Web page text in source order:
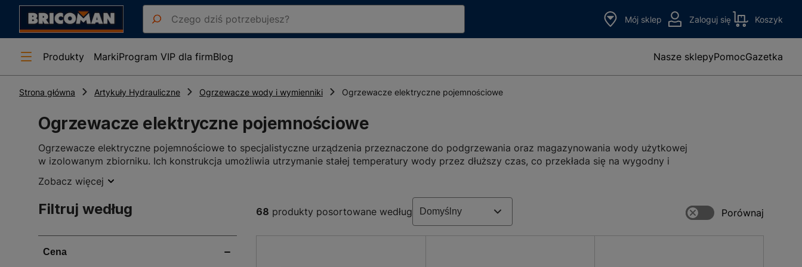
Mój sklep Zaloguj się Koszyk
Produkty MarkiProgram VIP dla firmBlog Nasze sklepyPomocGazetka
Strona główna Artykuły Hydrauliczne Ogrzewacze wody i wymienniki Ogrzewacze elektryczne pojemnościowe
Ogrzewacze elektryczne pojemnościowe
Ogrzewacze elektryczne pojemnościowe to specjalistyczne urządzenia przeznaczone do podgrzewania oraz magazynowania wody użytkowej
w izolowanym zbiorniku. Ich konstrukcja umożliwia utrzymanie stałej temperatury wody przez dłuższy czas, co przekłada się na wygodny i
przemysłowych czy usługowych, szczególnie tam, gdzie wymagana jest niezależność od systemów centralnego ogrzewania lub ciepłej wody
użytkowej.
Rodzaje i zastosowanie ogrzewaczy elektrycznych pojemnościowych
W obrębie ogrzewaczy pojemnościowych wyróżnia się kilka podstawowych typów, które klasyfikowane są w zależności od konstrukcji i miejsca
montażu:
Zobacz więcej
Filtruj według 68 produkty posortowane według